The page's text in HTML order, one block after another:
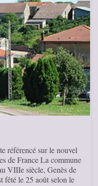
référencé sur le nouvel
de France La commune
VIIIe siècle, Genès de
fêté le 25 août selon le